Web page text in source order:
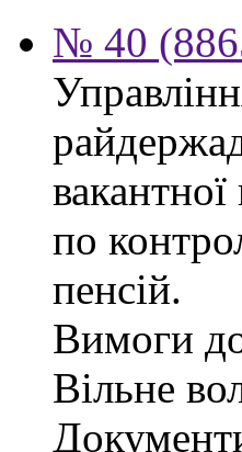
№ 40
по
пенсій.
Вимоги
Вільне